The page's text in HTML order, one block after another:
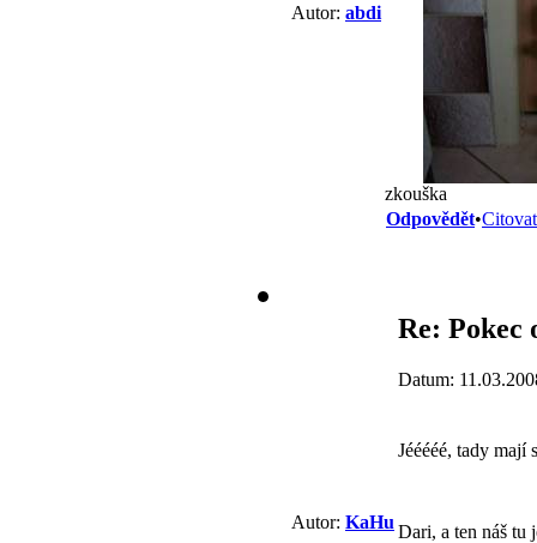
Autor: abdi
zkouška
Odpovědět•Citovat
Autor: KaHu
Re: Pokec
Datum:
Jééééé, tady
Dari, a ten náš tu